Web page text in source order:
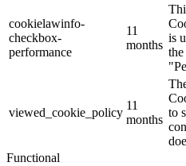
cookielawinfo-
checkbox-
performance
11
months
is
viewed_cookie_policy
11
months
to
Functional